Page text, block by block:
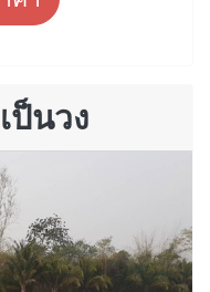
ป็นวง